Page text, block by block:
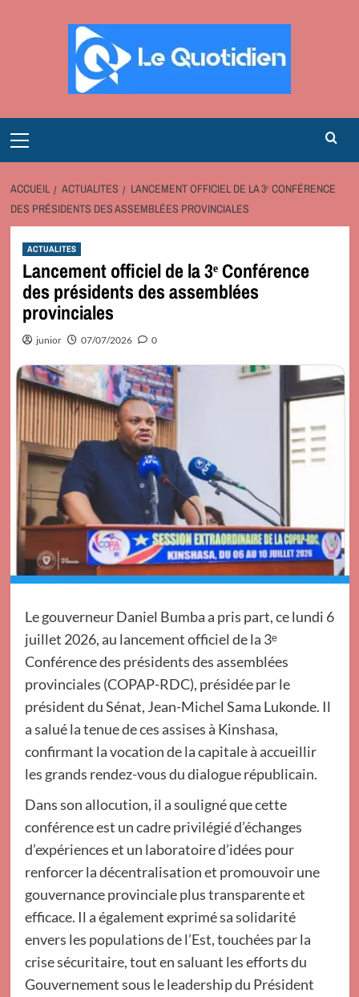
Menu
ACCUEIL ACTUALITES
LANCEMENT OFFICIEL DE LA 3ᵉ CONFÉRENCE
DES PRÉSIDENTS DES ASSEMBLÉES PROVINCIALES
ACTUALITES
Lancement officiel de la 3ᵉ Conférence
des présidents des assemblées
provinciales
junior 07/07/2026 0
Le gouverneur Daniel Bumba a pris part, ce lundi 6
juillet 2026, au lancement officiel de la 3ᵉ
Conférence des présidents des assemblées
provinciales (COPAP-RDC), présidée par le
président du Sénat, Jean-Michel Sama Lukonde. Il
a salué la tenue de ces assises à Kinshasa,
confirmant la vocation de la capitale à accueillir
les grands rendez-vous du dialogue républicain.
Dans son allocution, il a souligné que cette
conférence est un cadre privilégié d’échanges
d’expériences et un laboratoire d’idées pour
renforcer la décentralisation et promouvoir une
gouvernance provinciale plus transparente et
efficace. Il a également exprimé sa solidarité
envers les populations de l’Est, touchées par la
crise sécuritaire, tout en saluant les efforts du
Gouvernement sous le leadership du Président